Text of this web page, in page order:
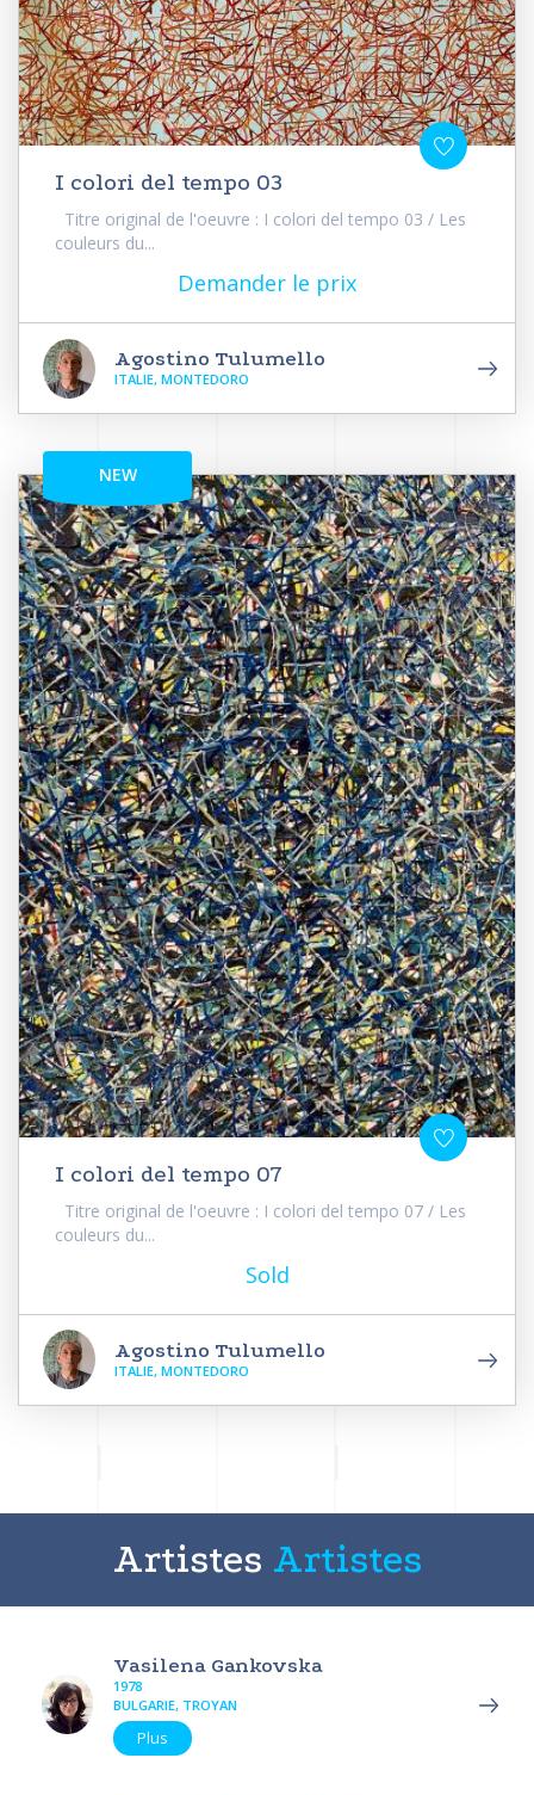
I colori del tempo 03
Titre original de l'oeuvre : I colori del tempo 03 / Les
couleurs du...
Demander le prix
Agostino Tulumello
ITALIE, MONTEDORO
NEW
I colori del tempo 07
Titre original de l'oeuvre : I colori del tempo 07 / Les
couleurs du...
Sold
Agostino Tulumello
ITALIE, MONTEDORO
Artistes Artistes
Vasilena Gankovska
1978
BULGARIE, TROYAN
Plus